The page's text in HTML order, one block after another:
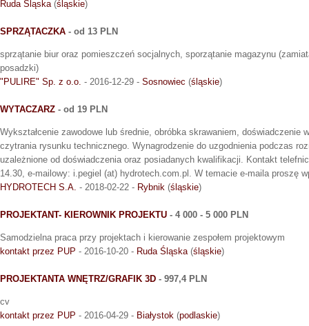
Ruda Śląska(śląskie)
SPRZĄTACZKA - od 13 PLN
sprzątanie biur oraz pomieszczeń socjalnych, sporzątanie magazynu
posadzki)
"PULIRE" Sp. z o.o. - 2016-12-29 - Sosnowiec (śląskie)
WYTACZARZ - od 19 PLN
Wykształcenie zawodowe lub średnie, obróbka skrawaniem, doświadczenie
czytrania rysunku technicznego. Wynagrodzenie do uzgodnienia podczas
uzależnione od doświadczenia oraz posiadanych kwalifikacji. Kontakt
14.30, e-mailowy: i.pegiel (at) hydrotech.com.pl. W temacie e-maila proszę
HYDROTECH S.A. - 2018-02-22 - Rybnik (śląskie)
PROJEKTANT- KIEROWNIK PROJEKTU - 4 000 - 5 000 PLN
Samodzielna praca przy projektach i kierowanie zespołem projektowym
kontakt przez PUP - 2016-10-20 - Ruda Śląska(śląskie)
PROJEKTANTA WNĘTRZ/GRAFIK 3D - 997,4 PLN
cv
kontakt przez PUP - 2016-04-29 - Białystok (podlaskie)